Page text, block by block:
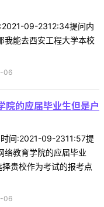
09-2312:34提问内
我能去西安工程大学本校
06
院的应届毕业生但是户
间:2021-09-2311:57提
络教育学院的应届毕业
贵校作为考试的报考点
06